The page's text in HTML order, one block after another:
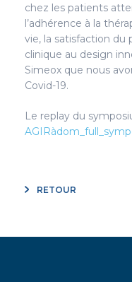
chez les patients
l’adhérence à la
vie, la satisfaction du
clinique au design
Simeox que nous
Covid-19.
Le replay du
RETOUR